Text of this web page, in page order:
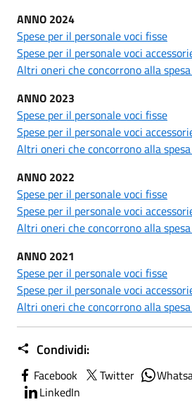
ANNO 2024
Spese per il personale voci fisse
Spese per il personale voci
Altri oneri che concorrono alla
ANNO 2023
Spese per il personale voci fisse
Spese per il personale voci
Altri oneri che concorrono alla
ANNO 2022
Spese per il personale voci fisse
Spese per il personale voci
Altri oneri che concorrono alla
ANNO 2021
Spese per il personale voci fisse
Spese per il personale voci
Altri oneri che concorrono alla
Condividi:
Facebook Twitter
LinkedIn